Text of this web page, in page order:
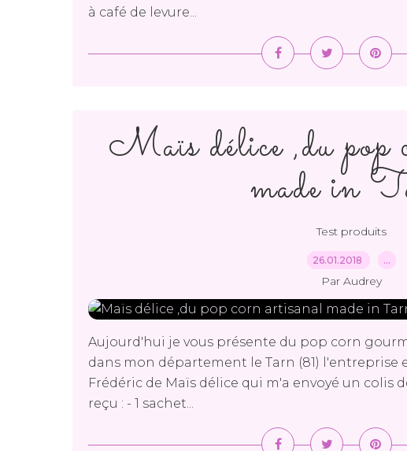
à café de levure...
Maïs délice ,du pop
made in
Test produits
26.01.2018 …
Par Audrey
Aujourd'hui je vous présente du pop corn
dans mon département le Tarn (81) l'entreprise
Frédéric de Maïs délice qui m'a envoyé un colis
reçu : - 1 sachet...